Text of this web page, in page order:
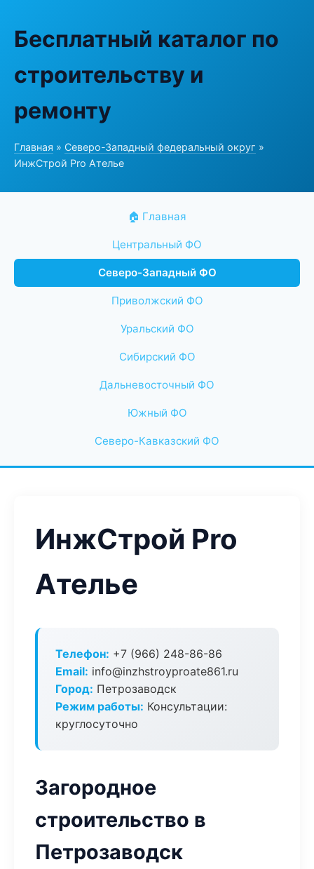
Бесплатный каталог по
строительству и
ремонту
Главная » Северо-Западный федеральный округ »
ИнжСтрой Pro Ателье
🏠 Главная
Центральный ФО
Северо-Западный ФО
Приволжский ФО
Уральский ФО
Сибирский ФО
Дальневосточный ФО
Южный ФО
Северо-Кавказский ФО
ИнжСтрой Pro
Ателье
Телефон: +7 (966) 248-86-86
Email: info@inzhstroyproate861.ru
Город: Петрозаводск
Режим работы: Консультации:
круглосуточно
Загородное
строительство в
Петрозаводск